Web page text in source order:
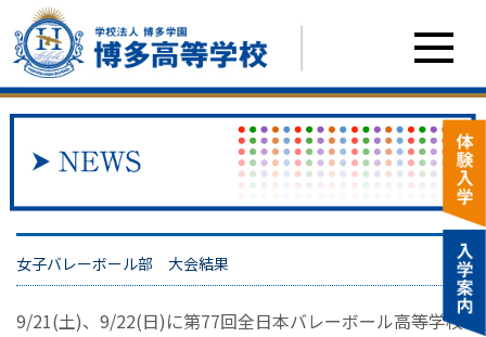
女子バレーボール部 大会結果
9/21(土)、9/22(日)に第77回全日本バレーボール高等学校